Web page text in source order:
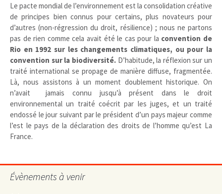
Le pacte mondial de l’environnement est la consolidation créative
de principes bien connus pour certains, plus novateurs pour
d’autres (non-régression du droit, résilience) ; nous ne partons
pas de rien comme cela avait été le cas pour la convention de
Rio en 1992 sur les changements climatiques, ou pour la
convention sur la biodiversité.D’habitude, la réflexion sur un
traité international se propage de manière diffuse, fragmentée.
Là, nous assistons à un moment doublement historique. On
n’avait jamais connu jusqu’à présent dans le droit
environnemental un traité coécrit par les juges, et un traité
endossé le jour suivant par le président d’un pays majeur comme
l’est le pays de la déclaration des droits de l’homme qu’est La
France.
Évènements à venir